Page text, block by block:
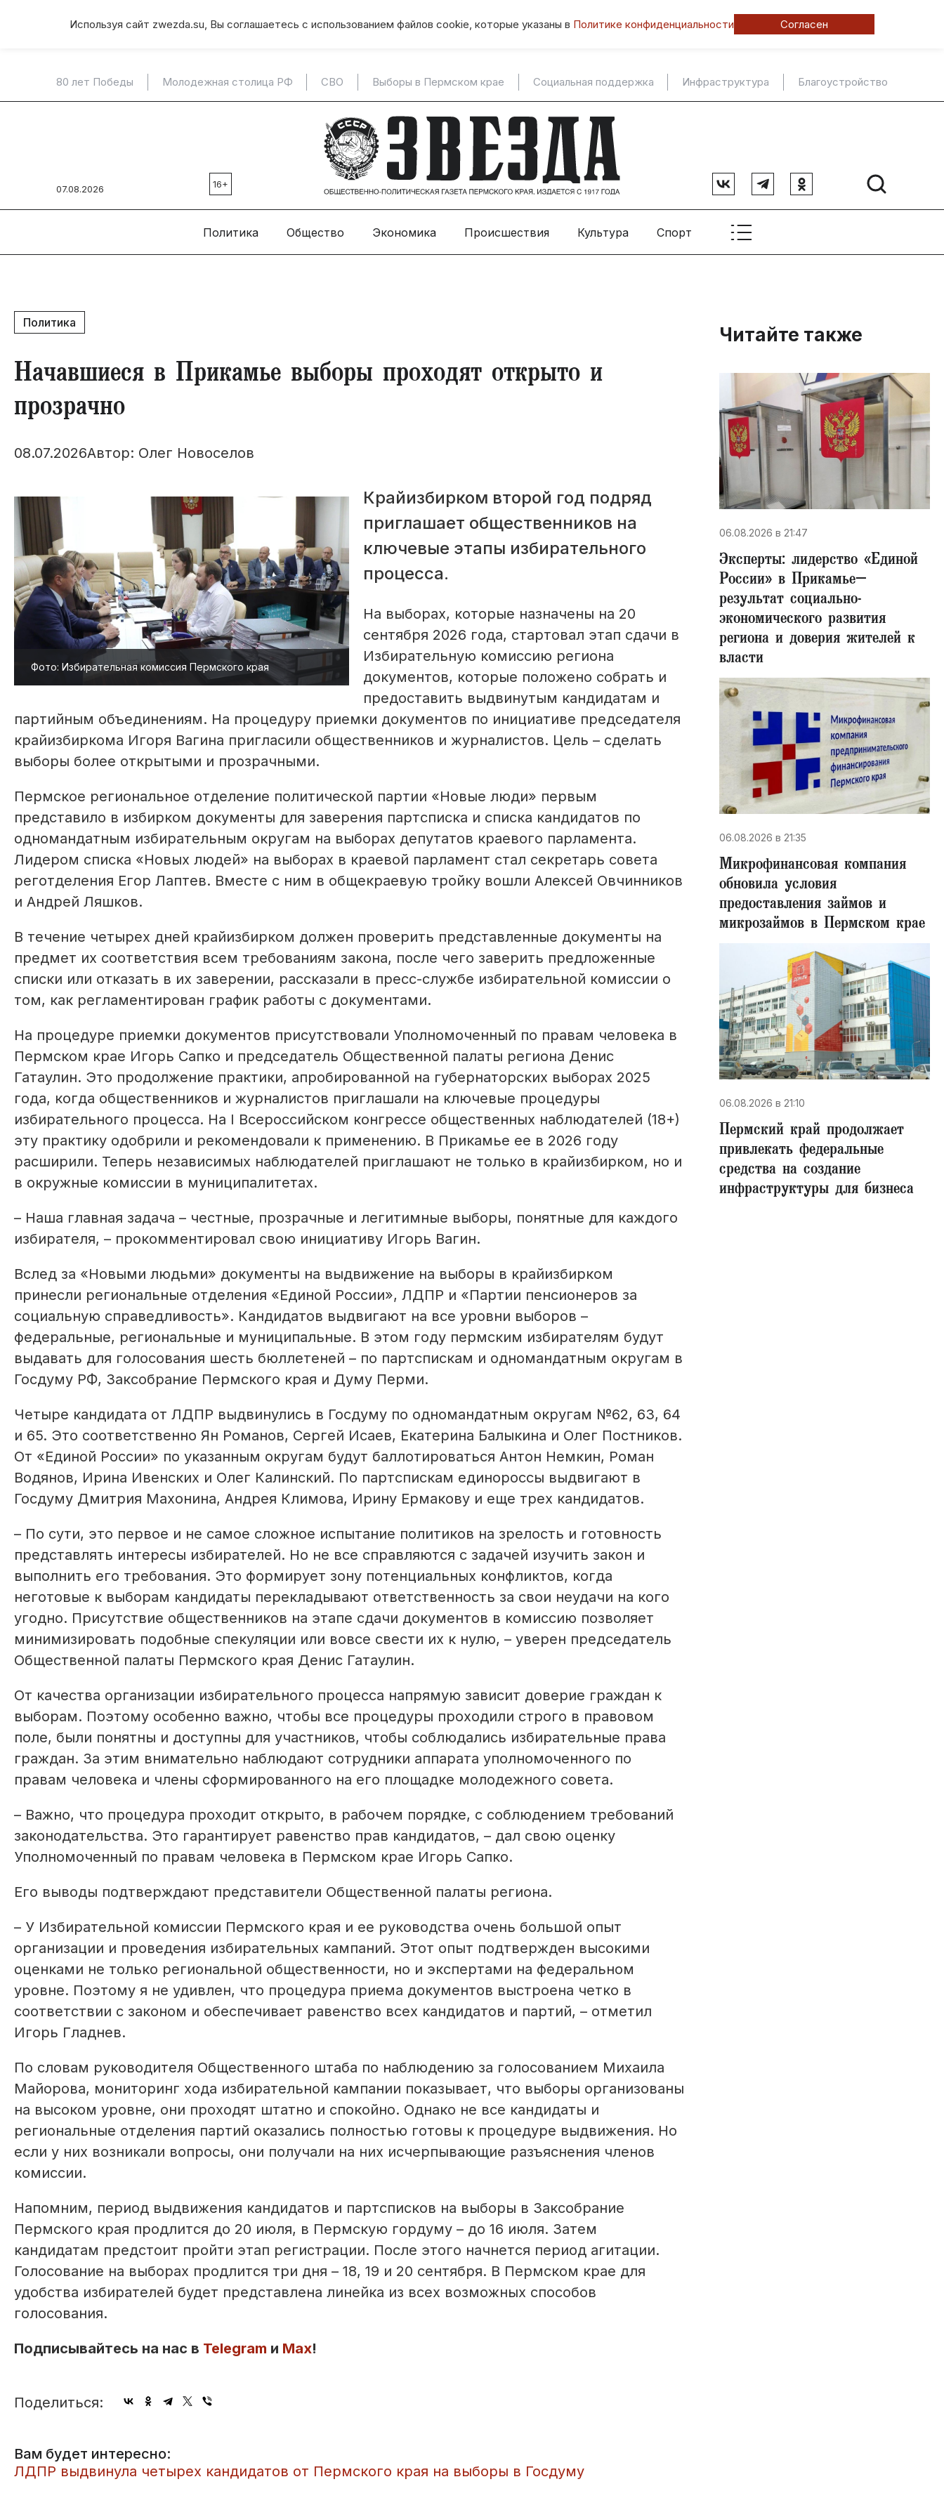
Используя сайт zwezda.su, Вы соглашаетесь с использованием файлов cookie, которые указаны в Политике конфиденциальности Согласен
80 лет Победы Молодежная столица РФ СВО Выборы в Пермском крае Социальная поддержка Инфраструктура Благоустройство
07.08.2026 16+
Политика Общество Экономика Происшествия Культура Спорт
Политика
Начавшиеся в Прикамье выборы проходят открыто и
прозрачно
08.07.2026Автор: Олег Новоселов
Фото: Избирательная комиссия Пермского края
Крайизбирком второй год подряд
приглашает общественников на
ключевые этапы избирательного
процесса.
На выборах, которые назначены на 20
сентября 2026 года, стартовал этап сдачи в
Избирательную комиссию региона
документов, которые положено собрать и
предоставить выдвинутым кандидатам и
партийным объединениям. На процедуру приемки документов по инициативе председателя
крайизбиркома Игоря Вагина пригласили общественников и журналистов. Цель – сделать
выборы более открытыми и прозрачными.
Пермское региональное отделение политической партии «Новые люди» первым
представило в избирком документы для заверения партсписка и списка кандидатов по
одномандатным избирательным округам на выборах депутатов краевого парламента.
Лидером списка «Новых людей» на выборах в краевой парламент стал секретарь совета
реготделения Егор Лаптев. Вместе с ним в общекраевую тройку вошли Алексей Овчинников
и Андрей Ляшков.
В течение четырех дней крайизбирком должен проверить представленные документы на
предмет их соответствия всем требованиям закона, после чего заверить предложенные
списки или отказать в их заверении, рассказали в пресс-службе избирательной комиссии о
том, как регламентирован график работы с документами.
На процедуре приемки документов присутствовали Уполномоченный по правам человека в
Пермском крае Игорь Сапко и председатель Общественной палаты региона Денис
Гатаулин. Это продолжение практики, апробированной на губернаторских выборах 2025
года, когда общественников и журналистов приглашали на ключевые процедуры
избирательного процесса. На I Всероссийском конгрессе общественных наблюдателей (18+)
эту практику одобрили и рекомендовали к применению. В Прикамье ее в 2026 году
расширили. Теперь независимых наблюдателей приглашают не только в крайизбирком, но и
в окружные комиссии в муниципалитетах.
– Наша главная задача – честные, прозрачные и легитимные выборы, понятные для каждого
избирателя, – прокомментировал свою инициативу Игорь Вагин.
Вслед за «Новыми людьми» документы на выдвижение на выборы в крайизбирком
принесли региональные отделения «Единой России», ЛДПР и «Партии пенсионеров за
социальную справедливость». Кандидатов выдвигают на все уровни выборов –
федеральные, региональные и муниципальные. В этом году пермским избирателям будут
выдавать для голосования шесть бюллетеней – по партспискам и одномандатным округам в
Госдуму РФ, Заксобрание Пермского края и Думу Перми.
Четыре кандидата от ЛДПР выдвинулись в Госдуму по одномандатным округам №62, 63, 64
и 65. Это соответственно Ян Романов, Сергей Исаев, Екатерина Балыкина и Олег Постников.
От «Единой России» по указанным округам будут баллотироваться Антон Немкин, Роман
Водянов, Ирина Ивенских и Олег Калинский. По партспискам единороссы выдвигают в
Госдуму Дмитрия Махонина, Андрея Климова, Ирину Ермакову и еще трех кандидатов.
– По сути, это первое и не самое сложное испытание политиков на зрелость и готовность
представлять интересы избирателей. Но не все справляются с задачей изучить закон и
выполнить его требования. Это формирует зону потенциальных конфликтов, когда
неготовые к выборам кандидаты перекладывают ответственность за свои неудачи на кого
угодно. Присутствие общественников на этапе сдачи документов в комиссию позволяет
минимизировать подобные спекуляции или вовсе свести их к нулю, – уверен председатель
Общественной палаты Пермского края Денис Гатаулин.
От качества организации избирательного процесса напрямую зависит доверие граждан к
выборам. Поэтому особенно важно, чтобы все процедуры проходили строго в правовом
поле, были понятны и доступны для участников, чтобы соблюдались избирательные права
граждан. За этим внимательно наблюдают сотрудники аппарата уполномоченного по
правам человека и члены сформированного на его площадке молодежного совета.
– Важно, что процедура проходит открыто, в рабочем порядке, с соблюдением требований
законодательства. Это гарантирует равенство прав кандидатов, – дал свою оценку
Уполномоченный по правам человека в Пермском крае Игорь Сапко.
Его выводы подтверждают представители Общественной палаты региона.
– У Избирательной комиссии Пермского края и ее руководства очень большой опыт
организации и проведения избирательных кампаний. Этот опыт подтвержден высокими
оценками не только региональной общественности, но и экспертами на федеральном
уровне. Поэтому я не удивлен, что процедура приема документов выстроена четко в
соответствии с законом и обеспечивает равенство всех кандидатов и партий, – отметил
Игорь Гладнев.
По словам руководителя Общественного штаба по наблюдению за голосованием Михаила
Майорова, мониторинг хода избирательной кампании показывает, что выборы организованы
на высоком уровне, они проходят штатно и спокойно. Однако не все кандидаты и
региональные отделения партий оказались полностью готовы к процедуре выдвижения. Но
если у них возникали вопросы, они получали на них исчерпывающие разъяснения членов
комиссии.
Напомним, период выдвижения кандидатов и партсписков на выборы в Заксобрание
Пермского края продлится до 20 июля, в Пермскую гордуму – до 16 июля. Затем
кандидатам предстоит пройти этап регистрации. После этого начнется период агитации.
Голосование на выборах продлится три дня – 18, 19 и 20 сентября. В Пермском крае для
удобства избирателей будет представлена линейка из всех возможных способов
голосования.
Подписывайтесь на нас в Telegram и Max!
Поделиться:
Вам будет интересно:
ЛДПР выдвинула четырех кандидатов от Пермского края на выборы в Госдуму
Читайте также
06.08.2026 в 21:47
Эксперты: лидерство «Единой
России» в Прикамье–
результат социально-
экономического развития
региона и доверия жителей к
власти
06.08.2026 в 21:35
Микрофинансовая компания
обновила условия
предоставления займов и
микрозаймов в Пермском крае
06.08.2026 в 21:10
Пермский край продолжает
привлекать федеральные
средства на создание
инфраструктуры для бизнеса